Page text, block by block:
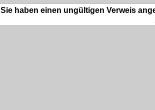
Sie haben einen ungültigen Verweis